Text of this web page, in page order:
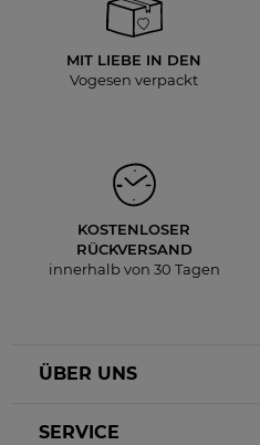
MIT LIEBE IN DEN
Vogesen verpackt
KOSTENLOSER
RÜCKVERSAND
innerhalb von 30 Tagen
ÜBER UNS
SERVICE